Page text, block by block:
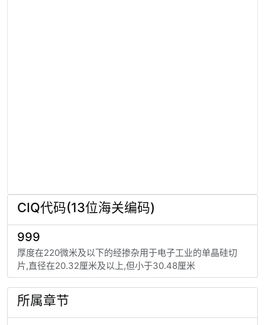
CIQ代码(13位海关编码)
999
厚度在220微米及以下的经掺杂用于电子工业的单晶硅切
片,直径在20.32厘米及以上,但小于30.48厘米
所属章节